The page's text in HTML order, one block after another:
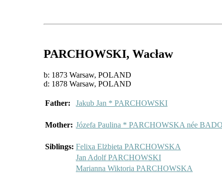
PARCHOWSKI, Wacław
b: 1873 Warsaw, POLAND
d: 1878 Warsaw, POLAND
Father: Jakub Jan * PARCHOWSKI
Mother: Józefa Paulina * PARCHOWSKA née
Siblings: Felixa Elżbieta PARCHOWSKA
Jan Adolf PARCHOWSKI
Marianna Wiktoria PARCHOWSKA